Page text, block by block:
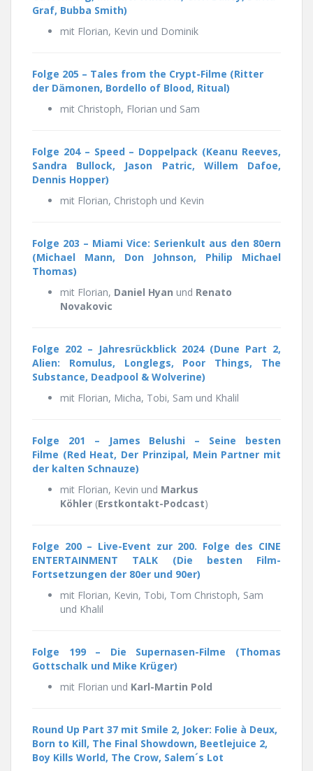
Graf, Bubba Smith)
mit Florian, Kevin und Dominik
Folge 205 – Tales from the Crypt-Filme (Ritter
der Dämonen, Bordello of Blood, Ritual)
mit Christoph, Florian und Sam
Folge 204 – Speed – Doppelpack (Keanu Reeves,
Sandra Bullock, Jason Patric, Willem Dafoe,
Dennis Hopper)
mit Florian, Christoph und Kevin
Folge 203 – Miami Vice: Serienkult aus den 80ern
(Michael Mann, Don Johnson, Philip Michael
Thomas)
mit Florian, Daniel Hyan und Renato
Novakovic
Folge 202 – Jahresrückblick 2024 (Dune Part 2,
Alien: Romulus, Longlegs, Poor Things, The
Substance, Deadpool & Wolverine)
mit Florian, Micha, Tobi, Sam und Khalil
Folge 201 – James Belushi – Seine besten
Filme (Red Heat, Der Prinzipal, Mein Partner mit
der kalten Schnauze)
mit Florian, Kevin und Markus
Köhler (Erstkontakt-Podcast)
Folge 200 – Live-Event zur 200. Folge des CINE
ENTERTAINMENT TALK (Die besten Film-
Fortsetzungen der 80er und 90er)
mit Florian, Kevin, Tobi, Tom Christoph, Sam
und Khalil
Folge 199 –
Die Supernasen-Filme (Thomas
Gottschalk und Mike Krüger)
mit Florian und Karl-Martin Pold
Round Up Part 37 mit Smile 2, Joker: Folie à Deux,
Born to Kill, The Final Showdown, Beetlejuice 2,
Boy Kills World, The Crow, Salem´s Lot